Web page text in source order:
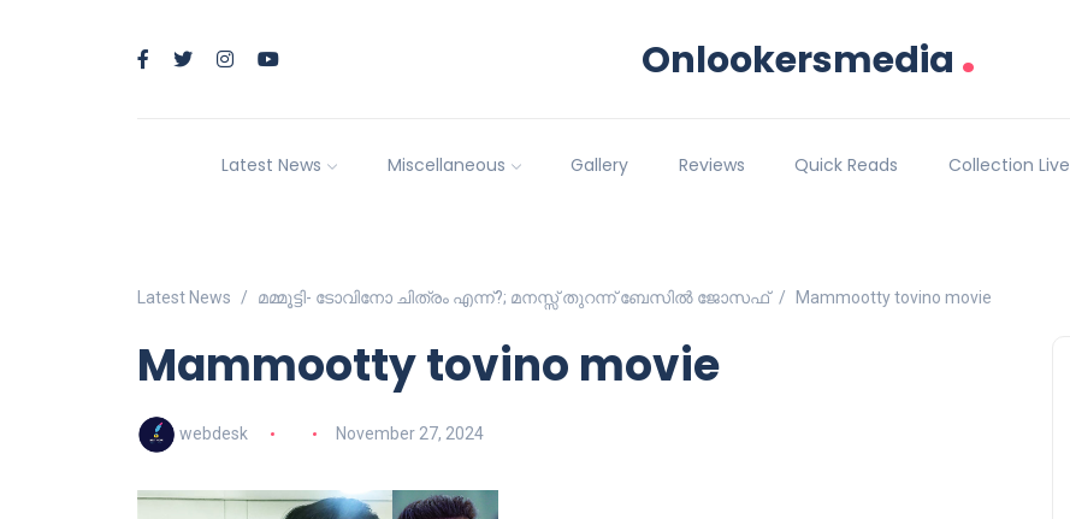
Onlookersmedia .
Latest News Miscellaneous Gallery Reviews Quick Reads Collection Live
Latest News മമ്മൂട്ടി- ടോവിനോ ചിത്രം എന്ന്?; മനസ്സ് തുറന്ന് ബേസിൽ ജോസഫ് Mammootty tovino movie
Mammootty tovino movie
webdesk November 27, 2024